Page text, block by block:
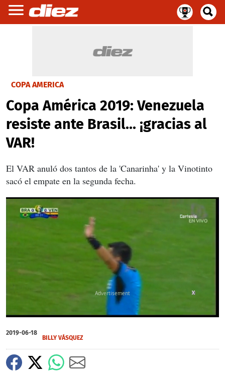
COPA AMERICA
Copa América 2019: Venezuela
resiste ante Brasil... ¡gracias al
VAR!
El VAR anuló dos tantos de la 'Canarinha' y la Vinotinto
sacó el empate en la segunda fecha.
seconds
of
seconds
X
X
X
2019-06-18
BILLY VÁSQUEZ